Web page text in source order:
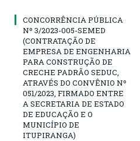
CONCORRÊNCIA PÚBLICA
Nº 3/2023-005-SEMED
(CONTRATAÇÃO DE
EMPRESA DE ENGENHARIA
PARA CONSTRUÇÃO DE
CRECHE PADRÃO SEDUC,
ATRAVÉS DO CONVÊNIO Nº
051/2023, FIRMADO ENTRE
A SECRETARIA DE ESTADO
DE EDUCAÇÃO E O
MUNICÍPIO DE
ITUPIRANGA)